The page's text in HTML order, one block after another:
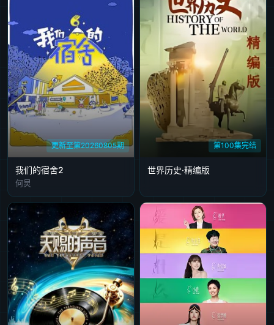
更新至第20260805期
我们的宿舍2
何炅
第100集完结
世界历史·精编版